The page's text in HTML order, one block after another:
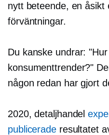
nytt beteende, en åsikt
förväntningar.
Du kanske undrar:
konsumenttrender?"
någon redan har gjort
2020, detaljhandel
publiceraderesultatet